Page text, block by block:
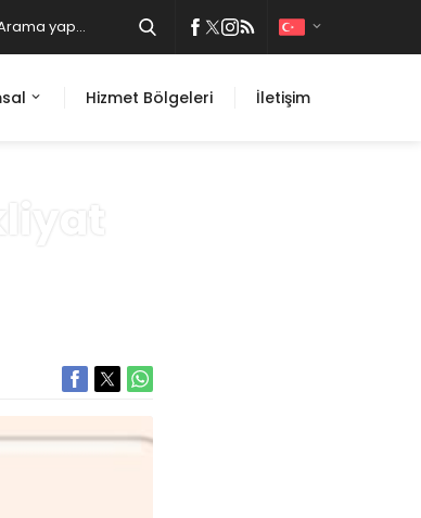
Hizmet Bölgeleri İletişim